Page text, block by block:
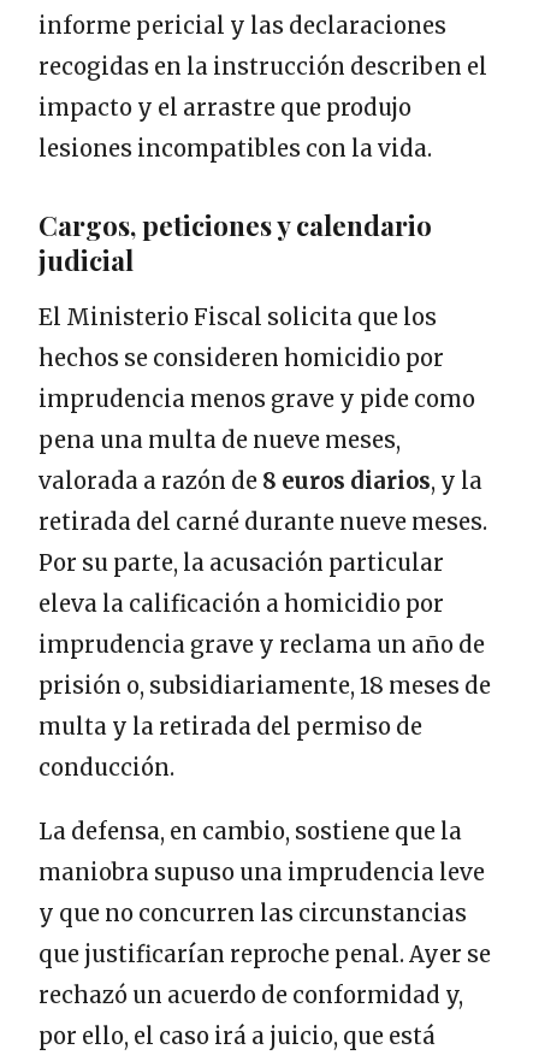
informe pericial y las declaraciones
recogidas en la instrucción describen el
impacto y el arrastre que produjo
lesiones incompatibles con la vida.
Cargos, peticiones y calendario
judicial
El Ministerio Fiscal solicita que los
hechos se consideren homicidio por
imprudencia menos grave y pide como
pena una multa de nueve meses,
valorada a razón de 8 euros diarios, y la
retirada del carné durante nueve meses.
Por su parte, la acusación particular
eleva la calificación a homicidio por
imprudencia grave y reclama un año de
prisión o, subsidiariamente, 18 meses de
multa y la retirada del permiso de
conducción.
La defensa, en cambio, sostiene que la
maniobra supuso una imprudencia leve
y que no concurren las circunstancias
que justificarían reproche penal. Ayer se
rechazó un acuerdo de conformidad y,
por ello, el caso irá a juicio, que está